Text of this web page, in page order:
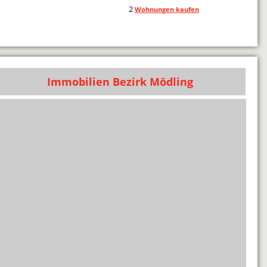
2 Wohnungen kaufen
Immobilien Bezirk Mödling